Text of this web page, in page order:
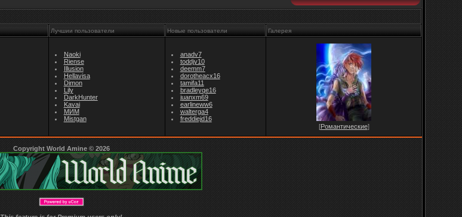
Лучшии пользователи Новые пользователи Галерея
Naoki
Riense
Illusion
Hellavisa
Dimon
Lily
DarkHunter
Kavai
МИМ
Mistgan
anadv7
toddjy10
deemm7
dorotheacx16
tamifa11
bradleyqe16
juanxm69
earlineww6
walterga4
freddiejd16
[Романтические]
Copyright World Amine © 2026